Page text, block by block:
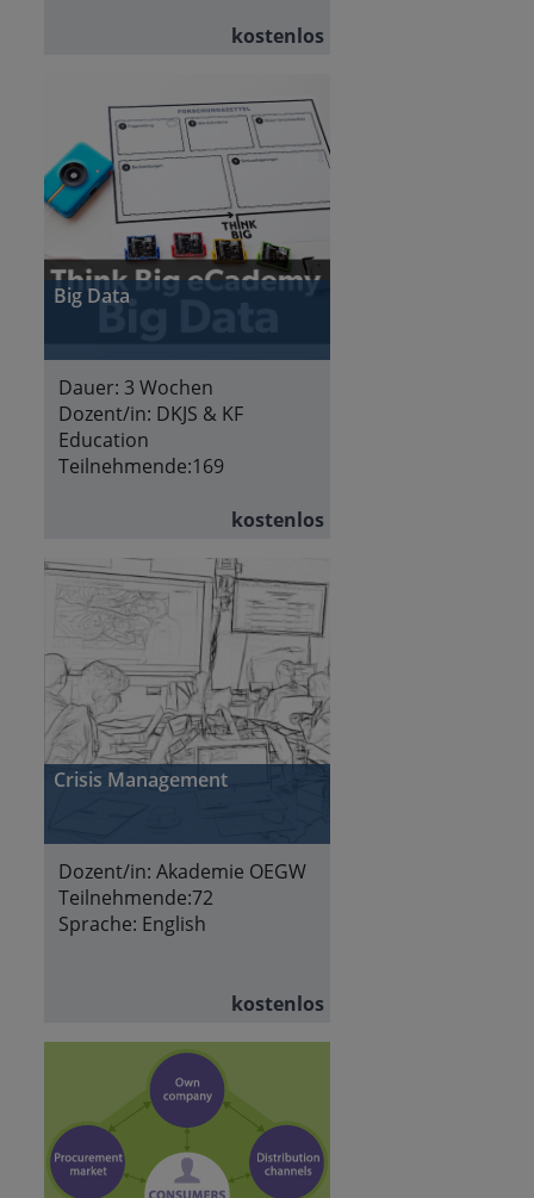
kostenlos
Big Data
Dauer: 3 Wochen
Dozent/in: DKJS & KF
Education
Teilnehmende:169
kostenlos
Crisis Management
Dozent/in: Akademie OEGW
Teilnehmende:72
Sprache: English
kostenlos